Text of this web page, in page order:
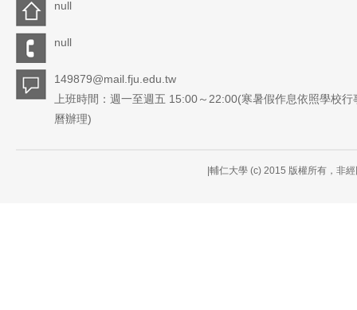
null
null
149879@mail.fju.edu.tw
上班時間：週一至週五 15:00～22:00(寒暑假作息依照學校行
曆辦理)
|輔仁大學 (c) 2015 版權所有，非